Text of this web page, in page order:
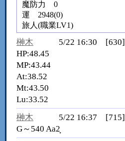
魔防力 0
運 2948(0)
旅人(職業LV1)
榊木
5/22 16:30 [630]
HP:48.45
MP:43.44
At:38.52
Mt:43.50
Lu:33.52
榊木
5/22 16:37 [715]
G～540 Aa2̟